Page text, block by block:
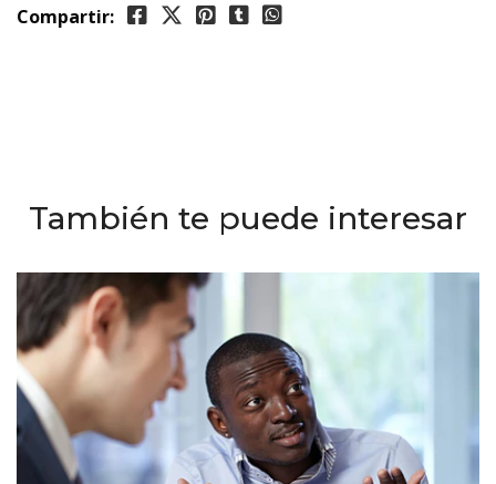
Compartir:
También te puede interesar